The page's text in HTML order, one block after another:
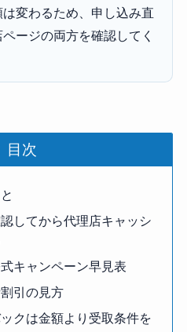
変わるため、申し込み直
ージの両方を確認してく
目次
してから代理店キャッシ
キャンペーン早見表
引の見方
クは金額より受取条件を